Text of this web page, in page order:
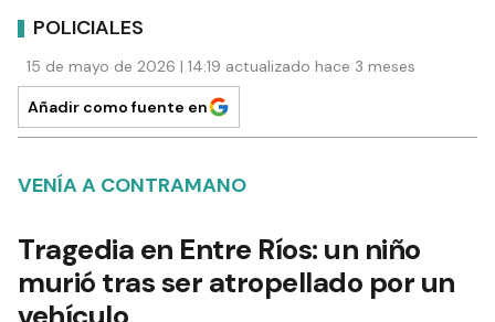
POLICIALES
15 de mayo de 2026 | 14:19 actualizado hace 3 meses
Añadir como fuente en
VENÍA A CONTRAMANO
Tragedia en Entre Ríos: un niño
murió tras ser atropellado por un